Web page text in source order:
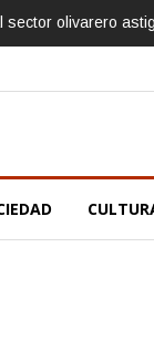
sector olivarero